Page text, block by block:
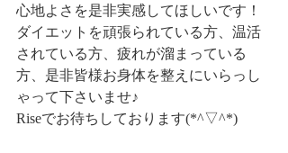
心地よさを是非実感してほしいです！
ダイエットを頑張られている方、温活
されている方、疲れが溜まっている
方、是非皆様お身体を整えにいらっし
ゃって下さいませ♪
Riseでお待ちしております(*^▽^*)